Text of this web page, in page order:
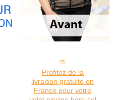
Profitez de la
livraison gratuite en
France pour votre